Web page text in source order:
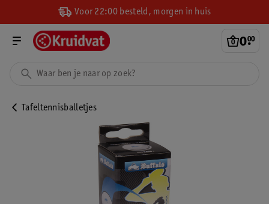
Voor 22:00 besteld, morgen in huis
0.
00
Tafeltennisballetjes